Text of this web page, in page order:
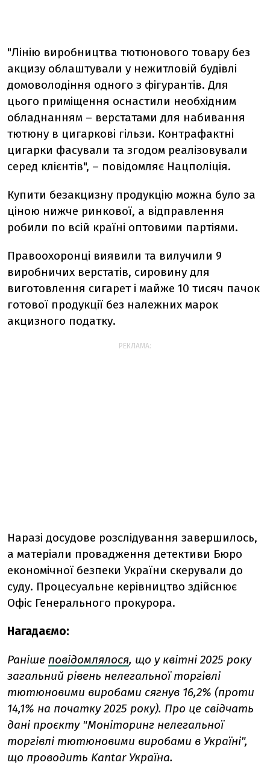
"Лінію виробництва тютюнового товару без
акцизу облаштували у нежитловій будівлі
домоволодіння одного з фігурантів. Для
цього приміщення оснастили необхідним
обладнанням – верстатами для набивання
тютюну в цигаркові гільзи. Контрафактні
цигарки фасували та згодом реалізовували
серед клієнтів", – повідомляє Нацполіція.
Купити безакцизну продукцію можна було за
ціною нижче ринкової, а відправлення
робили по всій країні оптовими партіями.
Правоохоронці виявили та вилучили 9
виробничих верстатів, сировину для
виготовлення сигарет і майже 10 тисяч пачок
готової продукції без належних марок
акцизного податку.
РЕКЛАМА:
Наразі досудове розслідування завершилось,
а матеріали провадження детективи Бюро
економічної безпеки України скерували до
суду. Процесуальне керівництво здійснює
Офіс Генерального прокурора.
Нагадаємо:
Раніше повідомлялося, що у квітні 2025 року
загальний рівень нелегальної торгівлі
тютюновими виробами сягнув 16,2% (проти
14,1% на початку 2025 року). Про це свідчать
дані проєкту "Моніторинг нелегальної
торгівлі тютюновими виробами в Україні",
що проводить Kantar Україна.